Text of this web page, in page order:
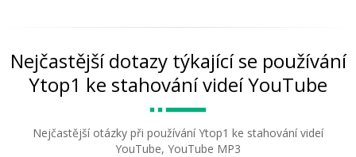
Nejčastější dotazy týkající se používání
Ytop1 ke stahování videí YouTube
Nejčastější otázky při používání Ytop1 ke stahování videí
YouTube, YouTube MP3